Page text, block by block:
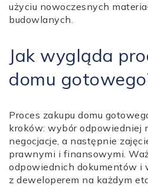
użyciu nowoczesnych
budowlanych.
Jak wygląda
domu
Proces zakupu domu
kroków: wybór odpowiedniej
negocjacje, a następnie
prawnymi i finansowymi.
odpowiednich dokumentów i
z deweloperem na każdym